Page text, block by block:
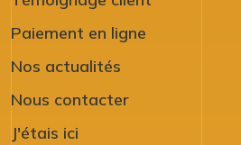
Paiement en ligne
Nos actualités
Nous contacter
J'étais ici